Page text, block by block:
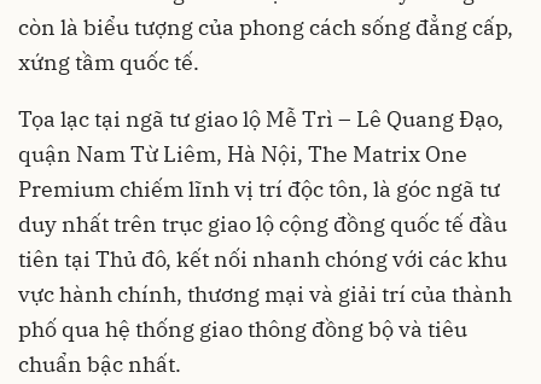
còn là biểu tượng của phong cách sống đẳng cấp,
xứng tầm quốc tế.
Tọa lạc tại ngã tư giao lộ Mễ Trì – Lê Quang Đạo,
quận Nam Từ Liêm, Hà Nội, The Matrix One
Premium chiếm lĩnh vị trí độc tôn, là góc ngã tư
duy nhất trên trục giao lộ cộng đồng quốc tế đầu
tiên tại Thủ đô, kết nối nhanh chóng với các khu
vực hành chính, thương mại và giải trí của thành
phố qua hệ thống giao thông đồng bộ và tiêu
chuẩn bậc nhất.